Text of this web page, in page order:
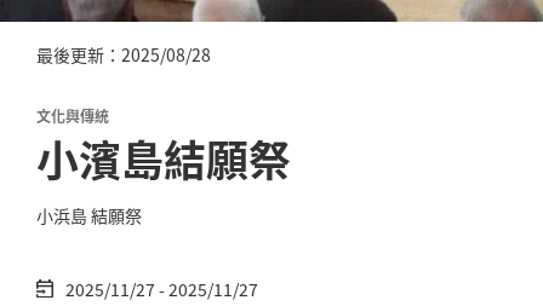
最後更新：2025/08/28
文化與傳統
小濱島結願祭
小浜島 結願祭
2025/11/27 - 2025/11/27